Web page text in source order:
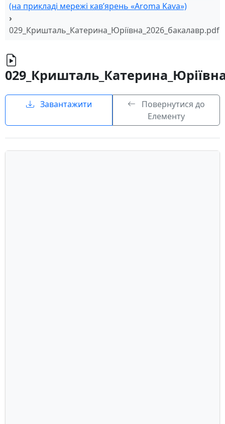
(на прикладі мережі кав’ярень «Aroma Kava»)
029_Кришталь_Катерина_Юріївна_2026_бакалавр.pdf
Завантажити
Повернутися до
Елементу